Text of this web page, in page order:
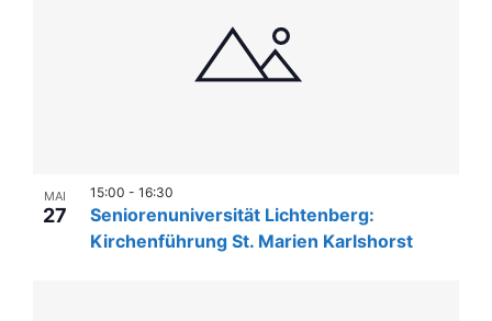
MAI
27
Seniorenuniversität Lichtenberg:
Kirchenführung St. Marien Karlshorst
15:00 - 16:30